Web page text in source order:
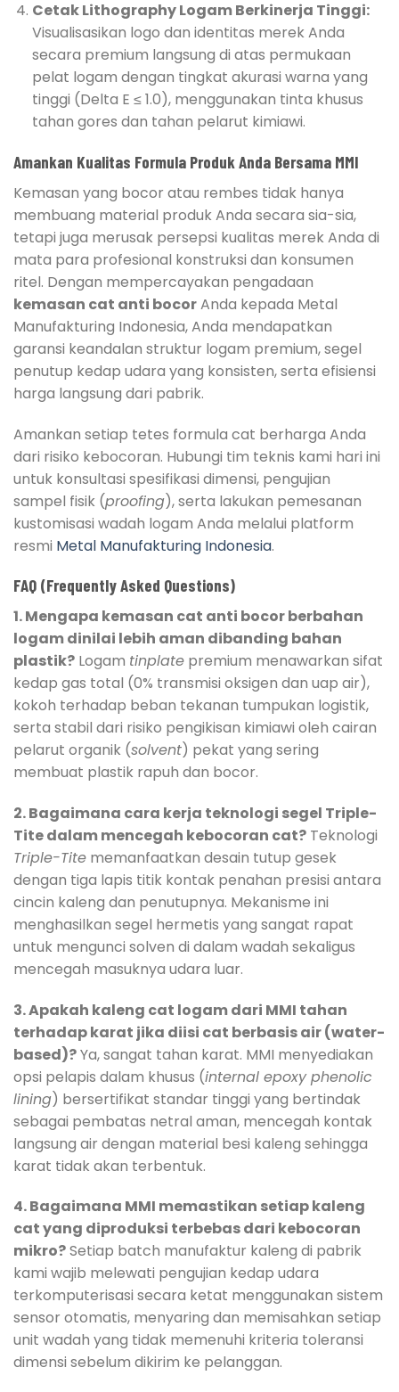
Cetak Lithography Logam Berkinerja Tinggi:
Visualisasikan logo dan identitas merek Anda
secara premium langsung di atas permukaan
pelat logam dengan tingkat akurasi warna yang
tinggi (Delta E ≤ 1.0), menggunakan tinta khusus
tahan gores dan tahan pelarut kimiawi.
Amankan Kualitas Formula Produk Anda Bersama MMI
Kemasan yang bocor atau rembes tidak hanya
membuang material produk Anda secara sia-sia,
tetapi juga merusak persepsi kualitas merek Anda di
mata para profesional konstruksi dan konsumen
ritel. Dengan mempercayakan pengadaan
kemasan cat anti bocorAnda kepada Metal
Manufakturing Indonesia, Anda mendapatkan
garansi keandalan struktur logam premium, segel
penutup kedap udara yang konsisten, serta efisiensi
harga langsung dari pabrik.
Amankan setiap tetes formula cat berharga Anda
dari risiko kebocoran. Hubungi tim teknis kami hari ini
untuk konsultasi spesifikasi dimensi, pengujian
sampel fisik (proofing), serta lakukan pemesanan
kustomisasi wadah logam Anda melalui platform
resmi Metal Manufakturing Indonesia.
FAQ (Frequently Asked Questions)
1. Mengapa kemasan cat anti bocor berbahan
logam dinilai lebih aman dibanding bahan
plastik? Logam tinplate premium menawarkan sifat
kedap gas total (0% transmisi oksigen dan uap air),
kokoh terhadap beban tekanan tumpukan logistik,
serta stabil dari risiko pengikisan kimiawi oleh cairan
pelarut organik (solvent) pekat yang sering
membuat plastik rapuh dan bocor.
2. Bagaimana cara kerja teknologi segel Triple-
Tite dalam mencegah kebocoran cat? Teknologi
Triple-Tite memanfaatkan desain tutup gesek
dengan tiga lapis titik kontak penahan presisi antara
cincin kaleng dan penutupnya. Mekanisme ini
menghasilkan segel hermetis yang sangat rapat
untuk mengunci solven di dalam wadah sekaligus
mencegah masuknya udara luar.
3. Apakah kaleng cat logam dari MMI tahan
terhadap karat jika diisi cat berbasis air (water-
based)?Ya, sangat tahan karat. MMI menyediakan
opsi pelapis dalam khusus (internal epoxy phenolic
lining) bersertifikat standar tinggi yang bertindak
sebagai pembatas netral aman, mencegah kontak
langsung air dengan material besi kaleng sehingga
karat tidak akan terbentuk.
4. Bagaimana MMI memastikan setiap kaleng
cat yang diproduksi terbebas dari kebocoran
mikro?Setiap batch manufaktur kaleng di pabrik
kami wajib melewati pengujian kedap udara
terkomputerisasi secara ketat menggunakan sistem
sensor otomatis, menyaring dan memisahkan setiap
unit wadah yang tidak memenuhi kriteria toleransi
dimensi sebelum dikirim ke pelanggan.